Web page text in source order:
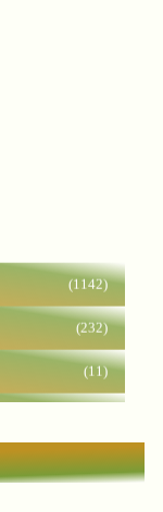
(232)
(11)
(927)
(1818)